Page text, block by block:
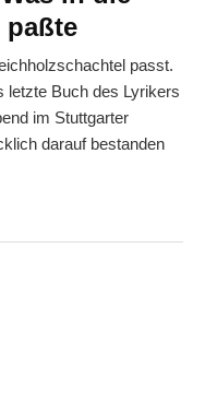
passt.
letzte Buch des Lyrikers
im Stuttgarter
darauf bestanden